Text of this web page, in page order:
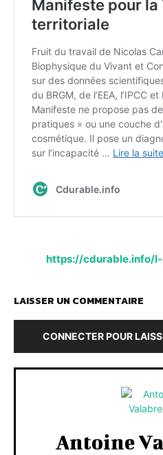
https://cdurable.info/
LAISSER UN COMMENTAIRE
CONNECTER POUR
Antoine